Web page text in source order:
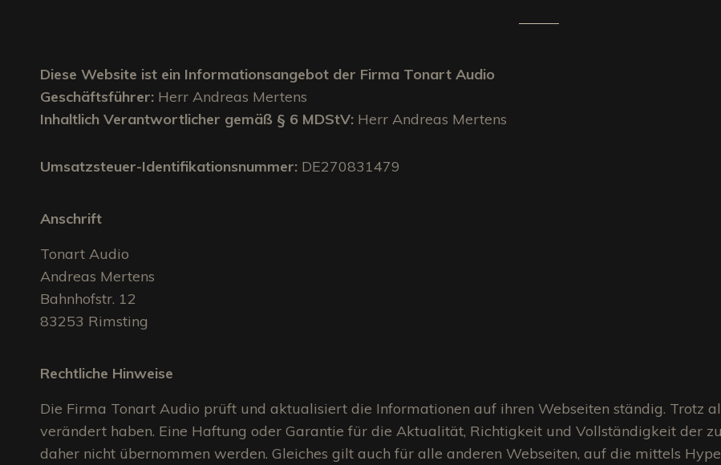
Diese Website ist ein Informationsangebot der Firma Tonart Audio
Geschäftsführer: Herr Andreas Mertens
Inhaltlich Verantwortlicher gemäß § 6 MDStV: Herr Andreas Mertens
Umsatzsteuer-Identifikationsnummer: DE270831479
Anschrift
Tonart Audio
Andreas Mertens
Bahnhofstr. 12
83253 Rimsting
Rechtliche Hinweise
Die Firma Tonart Audio prüft und aktualisiert die Informationen auf ihren Webseiten ständig. Trotz
verändert haben. Eine Haftung oder Garantie für die Aktualität, Richtigkeit und Vollständigkeit der
daher nicht übernommen werden. Gleiches gilt auch für alle anderen Webseiten, auf die mittels